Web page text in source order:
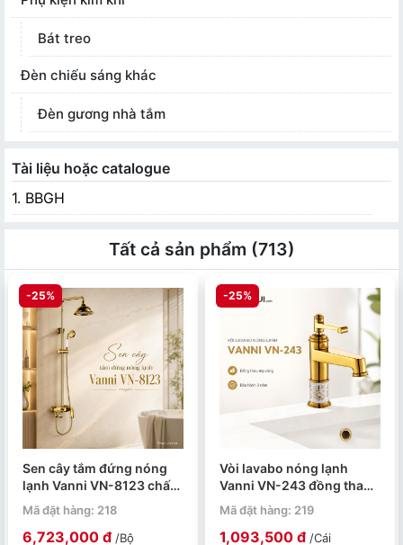
Bát treo
Đèn chiếu sáng khác
Đèn gương nhà tắm
Tài liệu hoặc catalogue
1. BBGH
Tất cả sản phẩm (713)
-25%
Sen cây tắm đứng nóng
lạnh Vanni VN-8123 chất
liệu đồng thau mạ vàng
Mã đặt hàng: 218
6,723,000 đ /Bộ
-25%
Vòi lavabo nóng lạnh
Vanni VN-243 đồng thau
mạ vàng
Mã đặt hàng: 219
1,093,500 đ /Cái